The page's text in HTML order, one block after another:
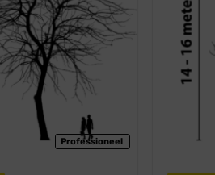
Professioneel